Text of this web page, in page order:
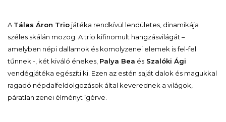
A Tálas Áron Trio játéka rendkívül lendületes, dinamikája
széles skálán mozog. A trio kifinomult hangzásvilágát –
amelyben népi dallamok és komolyzenei elemek is fel-fel
tűnnek -, két kiváló énekes, Palya Bea és Szalóki Ági
vendégjátéka egészíti ki. Ezen az estén saját dalok és magukkal
ragadó népdalfeldolgozások által keverednek a világok,
páratlan zenei élményt ígérve.